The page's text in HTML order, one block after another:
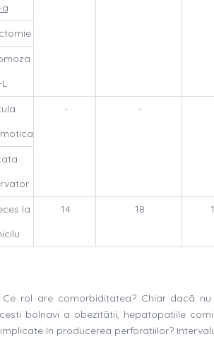
a
- -
la
14 18
rol are comorbiditatea? Chiar dacã
bolnavi a obezitãtii, hepatopatiile
în producerea perforatiilor?